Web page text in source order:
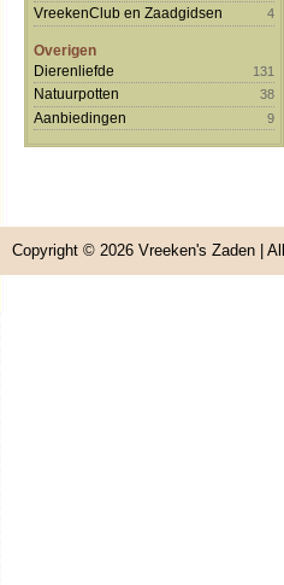
VreekenClub en Zaadgidsen 4
Overigen
Dierenliefde
131
Natuurpotten 38
Aanbiedingen 9
Copyright © 2026 Vreeken's Zaden |